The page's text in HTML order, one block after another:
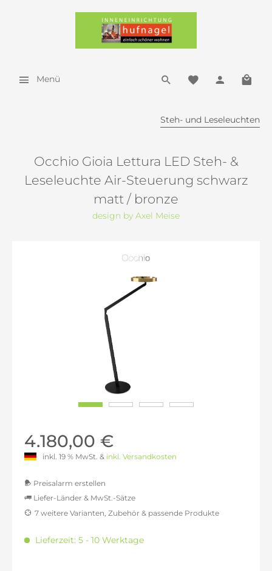
Menü
Steh- und Leseleuchten
Occhio Gioia Lettura LED Steh- &
Leseleuchte Air-Steuerung schwarz
matt / bronze
design by Axel Meise
4.180,00 €
inkl. 19 % MwSt. & inkl. Versandkosten
Preisalarm erstellen
Liefer-Länder & MwSt.-Sätze
inkl. 16% MwSt.: 4.074,62 €
inkl. 20% MwSt.: 4.215,13 €
7 weitere Varianten, Zubehör & passende Produkte
Lieferzeit: 5 - 10 Werktage